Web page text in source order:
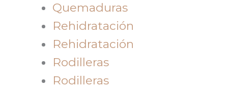
Quemaduras
Rehidratación
Rehidratación
Rodilleras
Rodilleras